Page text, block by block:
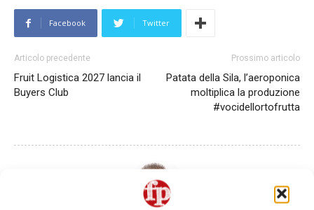
Facebook Twitter
Articolo precedente
Fruit Logistica 2027 lancia il
Buyers Club
Prossimo articolo
Patata della Sila, l’aeroponica
moltiplica la produzione
#vocidellortofrutta